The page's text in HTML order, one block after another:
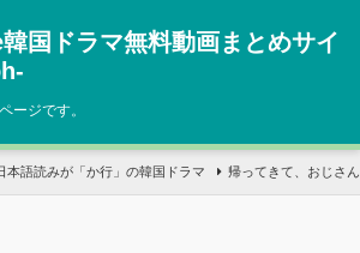
国ドラマ無料動画まとめサイ
ージです。
本語読みが「か行」の韓国ドラマ 帰ってきて、おじさん